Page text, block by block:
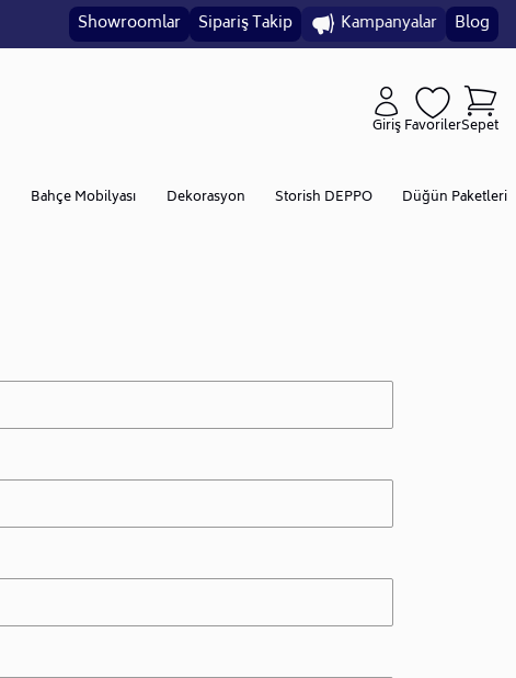
Showroomlar Sipariş Takip Kampanyalar Blog
GirişFavorilerSepet
Bahçe Mobilyası Dekorasyon Storish DEPPO Düğün Paketleri